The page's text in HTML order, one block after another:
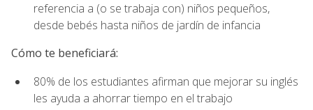
referencia a (o se trabaja con) niños pequeños,
desde bebés hasta niños de jardín de infancia
Cómo te beneficiará:
80% de los estudiantes afirman que mejorar su inglés
les ayuda a ahorrar tiempo en el trabajo